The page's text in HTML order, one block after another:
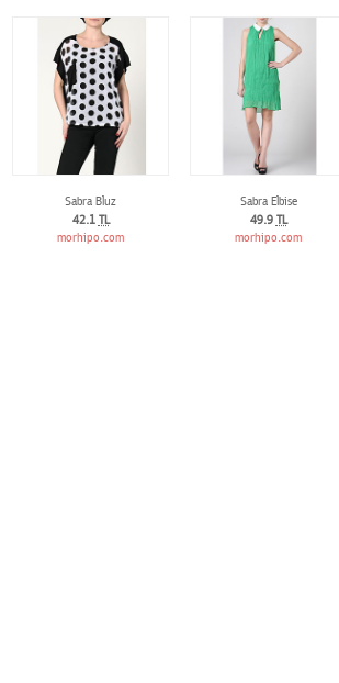
Sabra Bluz
42.1 TL
morhipo.com
Sabra Elbise
49.9 TL
morhipo.com